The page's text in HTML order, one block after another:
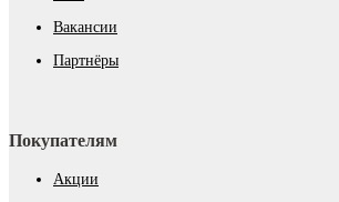
Вакансии
Партнёры
Покупателям
Акции